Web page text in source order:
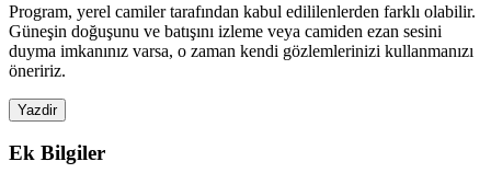
Program, yerel camiler tarafından kabul edililenlerden farklı olabilir.
Güneşin doğuşunu ve batışını izleme veya camiden ezan sesini
duyma imkanınız varsa, o zaman kendi gözlemlerinizi kullanmanızı
öneririz.
Yazdir
Ek Bilgiler